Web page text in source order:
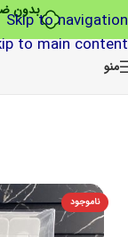
بدون
Skip to navigation
to main content
منو
ناموجود